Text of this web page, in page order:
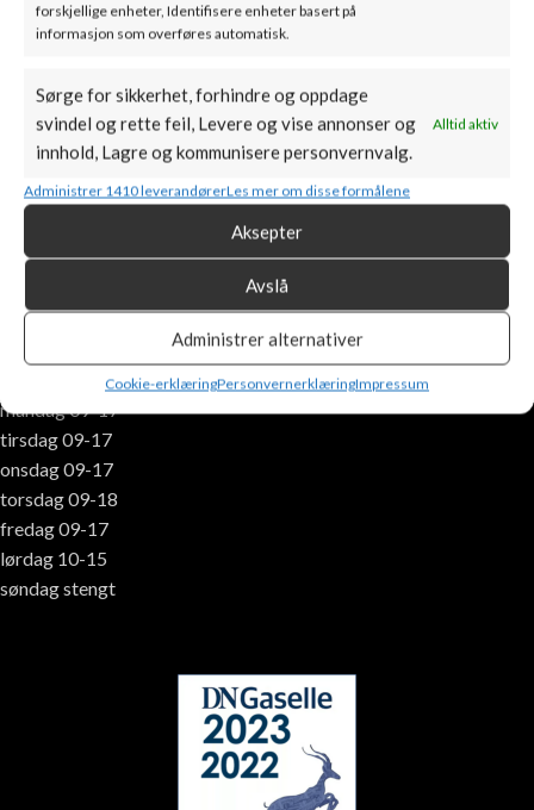
forskjellige enheter, Identifisere enheter basert på
informasjon som overføres automatisk.
Sørge for sikkerhet, forhindre og oppdage
svindel og rette feil, Levere og vise annonser og
innhold, Lagre og kommunisere personvernvalg.
Alltid aktiv
Administrer 1410 leverandørerLes mer om disse formålene
Aksepter
Avslå
Administrer alternativer
Cookie-erklæringPersonvernerklæringImpressum
PRODUKTKATEGORIER
MIN KONTO
PEISKONGEN AS
Forusparken 20, 4031 Stavanger
post@peiskongen.no
Åpningstider:
mandag 09-17
tirsdag 09-17
onsdag 09-17
torsdag 09-18
fredag 09-17
lørdag 10-15
søndag stengt